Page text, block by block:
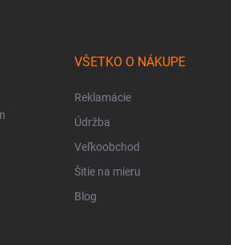
VŠETKO O NÁKUPE
Reklamácie
Údržba
Veľkoobchod
Šitie na mieru
Blog